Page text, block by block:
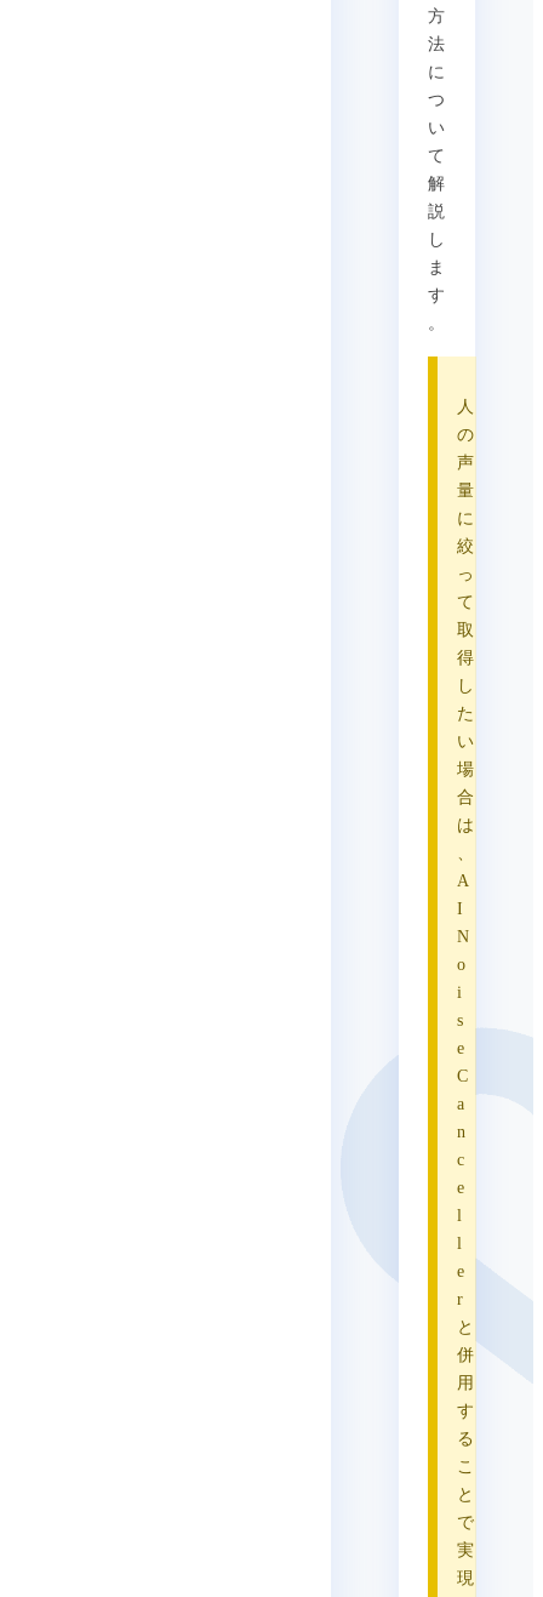
方
法
に
つ
い
て
解
説
し
ま
す
。
人
の
声
量
に
絞
っ
て
取
得
し
た
い
場
合
は
、
A
I
N
o
i
s
e
C
a
n
c
e
l
l
e
r
と
併
用
す
る
こ
と
で
実
現